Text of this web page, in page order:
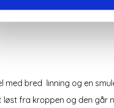
med bred linning og en
løst fra kroppen og den går